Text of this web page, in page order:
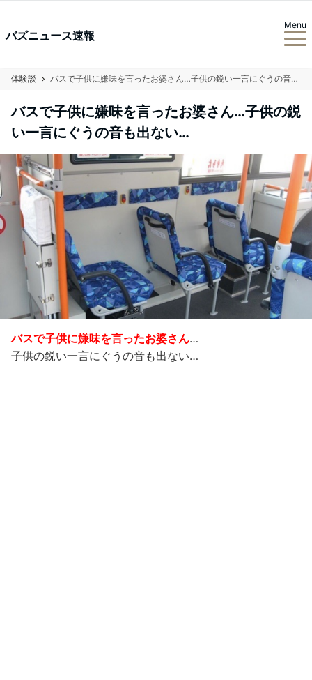
バズニュース速報
Menu
体験談 バスで子供に嫌味を言ったお婆さん…子供の鋭い一言にぐうの音も出ない…
バスで子供に嫌味を言ったお婆さん…子供の鋭
い一言にぐうの音も出ない…
バスで子供に嫌味を言ったお婆さん…
子供の鋭い一言にぐうの音も出ない…